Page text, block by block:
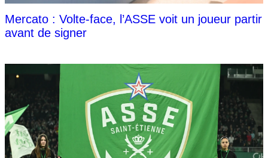
Mercato : Volte-face, l’ASSE voit un joueur partir
avant de signer